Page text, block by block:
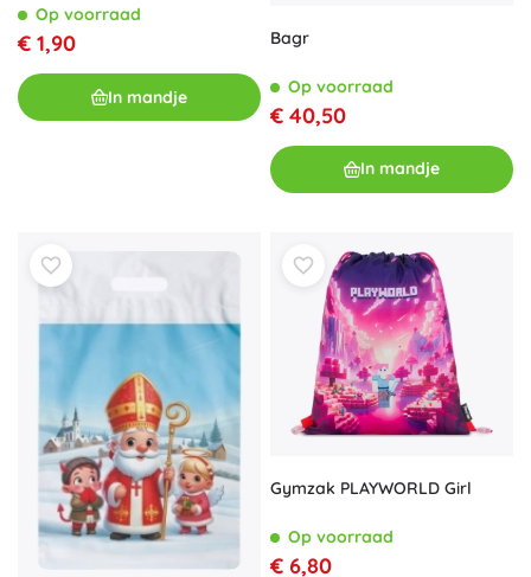
Op voorraad
€ 1,90
In mandje
Bagr
Op voorraad
€ 40,50
In mandje
Gymzak PLAYWORLD Girl
Op voorraad
€ 6,80